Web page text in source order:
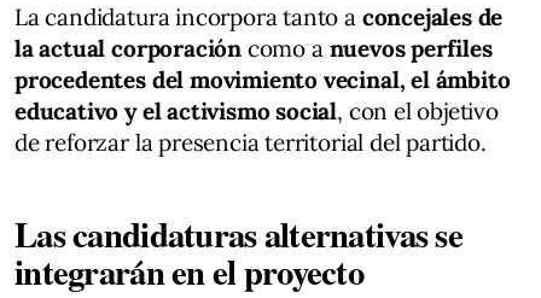
La candidatura incorpora tanto a concejales de
la actual corporación como a nuevos perfiles
procedentes del movimiento vecinal, el ámbito
educativo y el activismo social, con el objetivo
de reforzar la presencia territorial del partido.
Las candidaturas alternativas se
integrarán en el proyecto